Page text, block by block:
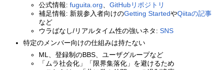
公式情報:fuguita.org 、GitHubリポジトリ
補足情報: 新規参入者向けのGetting StartedやQiitaの記事
など
ウラばなし/リアルタイム性の強いネタ:SNS
特定のメンバー向けの仕組みは持たない
ML、登録制のBBS、ユーザグループなど
「ムラ社会化」「限界集落化」を避けるため